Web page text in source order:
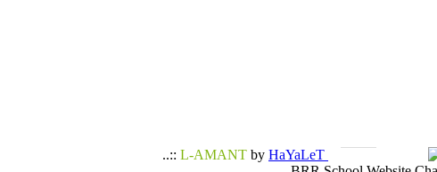
..:: L-AMANT by HaYaLeT